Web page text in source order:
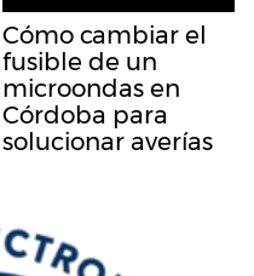
Cómo cambiar el
fusible de un
microondas en
Córdoba para
solucionar averías